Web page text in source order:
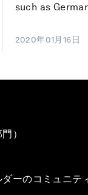
such as
2020年01月16日
）
ーのコミュニテ